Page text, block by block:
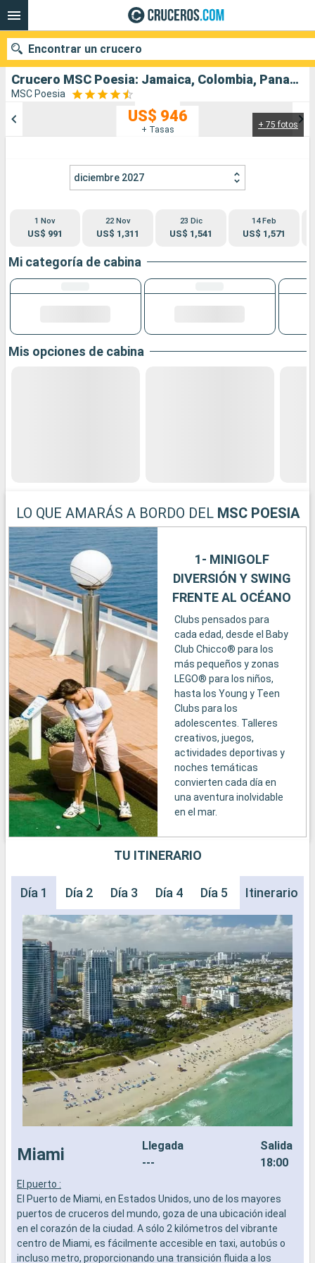
Crucero MSC Poesia: Jamaica, Colombia, Panamá, Costa Rica, Honduras, Belice, Estados Unidos salida desde Miami
MSC Poesia
+ 75 fotos
US$ 946
+ Tasas
diciembre 2027
1 Nov
US$ 991
22 Nov
US$ 1,311
23 Dic
US$ 1,541
14 Feb
US$ 1,571
Mi categoría de cabina
Mis opciones de cabina
LO QUE AMARÁS A BORDO DEL MSC POESIA
1- MINIGOLF
DIVERSIÓN Y SWING
FRENTE AL OCÉANO
Clubs pensados para
cada edad, desde el Baby
Club Chicco® para los
más pequeños y zonas
LEGO® para los niños,
hasta los Young y Teen
Clubs para los
adolescentes. Talleres
creativos, juegos,
actividades deportivas y
noches temáticas
convierten cada día en
una aventura inolvidable
en el mar.
TU ITINERARIO
Día 1 Día 2 Día 3 Día 4 Día 5 Día 6 Día
Itinerario
Miami
Llegada
---
Salida
18:00
El puerto :
El Puerto de Miami, en Estados Unidos, uno de los mayores
puertos de cruceros del mundo, goza de una ubicación ideal
en el corazón de la ciudad. A sólo 2 kilómetros del vibrante
centro de Miami, es fácilmente accesible en taxi, autobús o
incluso metro, proporcionando una transición fluida a los
Encontrar un crucero
Compañías
Buscar